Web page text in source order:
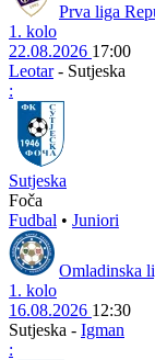
Prva liga
1. kolo
22.08.2026 17:00
Leotar - Sutjeska
:
Sutjeska
Foča
Fudbal • Juniori
Omladinska
1. kolo
16.08.2026 12:30
Sutjeska - Igman
: